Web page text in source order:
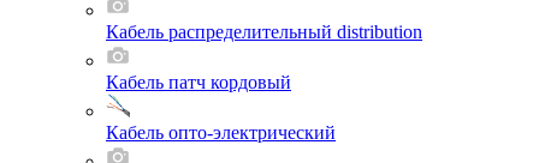
Кабель распределительный distribution
Кабель патч кордовый
Кабель опто-электрический